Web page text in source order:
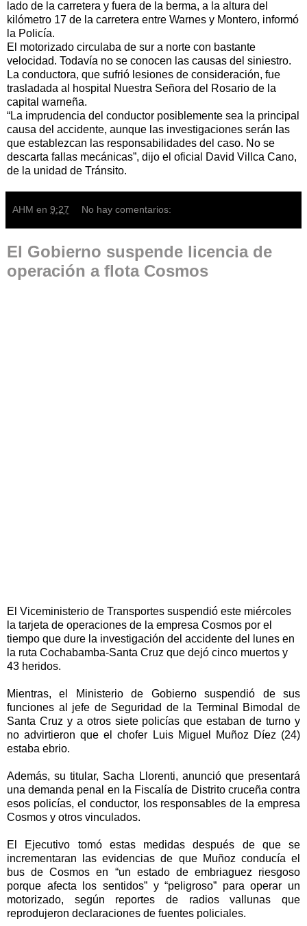
lado de la carretera y fuera de la berma, a la altura del
kilómetro 17 de la carretera entre Warnes y Montero, informó
la Policía.
El motorizado circulaba de sur a norte con bastante
velocidad. Todavía no se conocen las causas del siniestro.
La conductora, que sufrió lesiones de consideración, fue
trasladada al hospital Nuestra Señora del Rosario de la
capital warneña.
“La imprudencia del conductor posiblemente sea la principal
causa del accidente, aunque las investigaciones serán las
que establezcan las responsabilidades del caso. No se
descarta fallas mecánicas”, dijo el oficial David Villca Cano,
de la unidad de Tránsito.
AHM en 9:27 No hay comentarios:
El Gobierno suspende licencia de
operación a flota Cosmos
El Viceministerio de Transportes suspendió este miércoles
la tarjeta de operaciones de la empresa Cosmos por el
tiempo que dure la investigación del accidente del lunes en
la ruta Cochabamba-Santa Cruz que dejó cinco muertos y
43 heridos.
Mientras, el Ministerio de Gobierno suspendió de sus
funciones al jefe de Seguridad de la Terminal Bimodal de
Santa Cruz y a otros siete policías que estaban de turno y
no advirtieron que el chofer Luis Miguel Muñoz Díez (24)
estaba ebrio.
Además, su titular, Sacha Llorenti, anunció que presentará
una demanda penal en la Fiscalía de Distrito cruceña contra
esos policías, el conductor, los responsables de la empresa
Cosmos y otros vinculados.
El Ejecutivo tomó estas medidas después de que se
incrementaran las evidencias de que Muñoz conducía el
bus de Cosmos en “un estado de embriaguez riesgoso
porque afecta los sentidos” y “peligroso” para operar un
motorizado, según reportes de radios vallunas que
reprodujeron declaraciones de fuentes policiales.